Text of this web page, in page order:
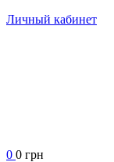
Личный кабинет
0 0 грн